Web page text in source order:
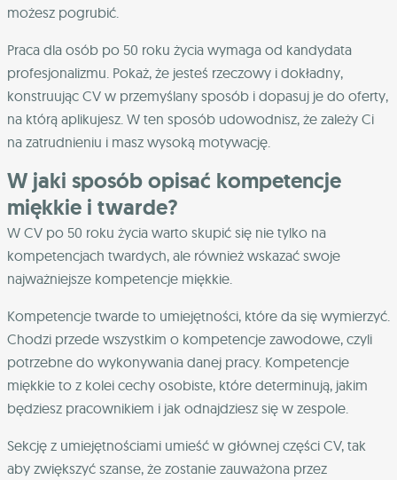
możesz pogrubić.
Praca dla osób po 50 roku życia wymaga od kandydata
profesjonalizmu. Pokaż, że jesteś rzeczowy i dokładny,
konstruując CV w przemyślany sposób i dopasuj je do oferty,
na którą aplikujesz. W ten sposób udowodnisz, że zależy Ci
na zatrudnieniu i masz wysoką motywację.
W jaki sposób opisać kompetencje
miękkie i twarde?
W CV po 50 roku życia warto skupić się nie tylko na
kompetencjach twardych, ale również wskazać swoje
najważniejsze kompetencje miękkie.
Kompetencje twarde to umiejętności, które da się wymierzyć.
Chodzi przede wszystkim o kompetencje zawodowe, czyli
potrzebne do wykonywania danej pracy. Kompetencje
miękkie to z kolei cechy osobiste, które determinują, jakim
będziesz pracownikiem i jak odnajdziesz się w zespole.
Sekcję z umiejętnościami umieść w głównej części CV, tak
aby zwiększyć szanse, że zostanie zauważona przez